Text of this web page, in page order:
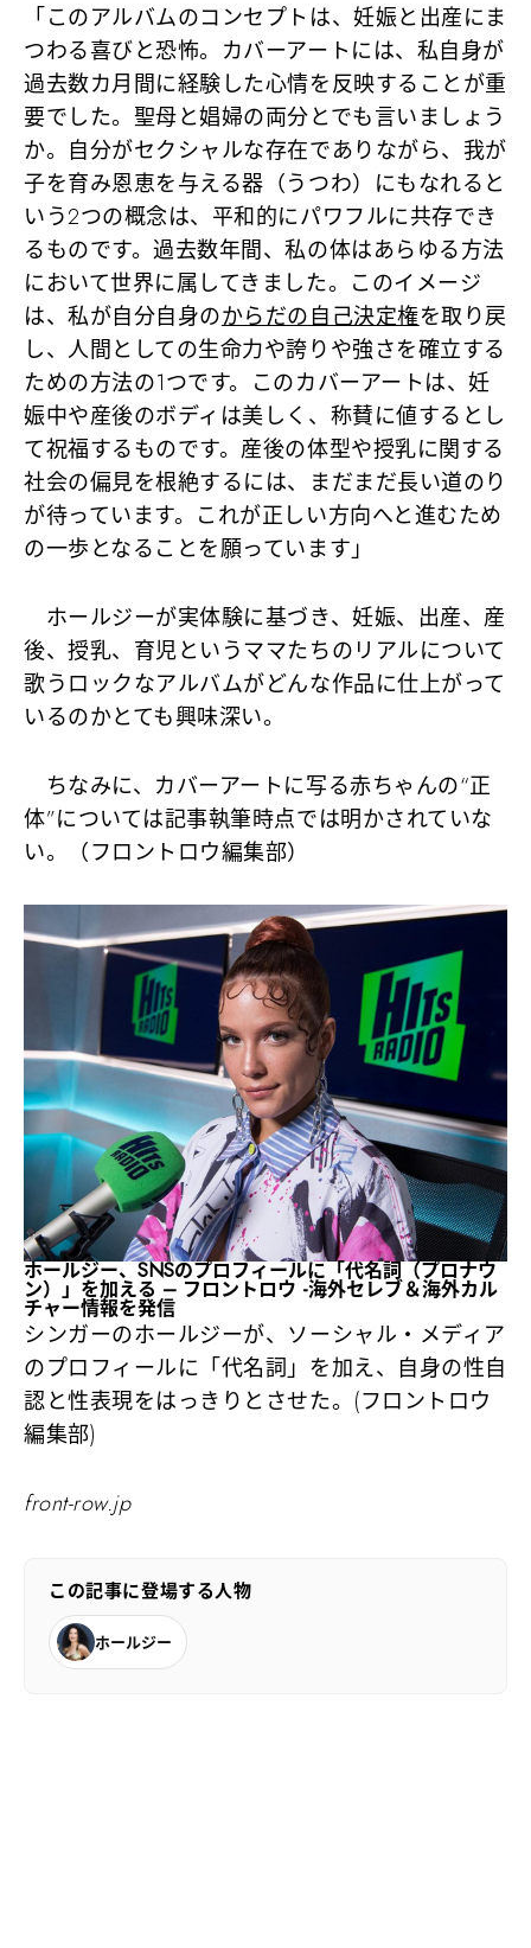
「このアルバムのコンセプトは、妊娠と出産にま
つわる喜びと恐怖。カバーアートには、私自身が
過去数カ月間に経験した心情を反映することが重
要でした。聖母と娼婦の両分とでも言いましょう
か。自分がセクシャルな存在でありながら、我が
子を育み恩恵を与える器（うつわ）にもなれると
いう2つの概念は、平和的にパワフルに共存でき
るものです。過去数年間、私の体はあらゆる方法
において世界に属してきました。このイメージ
は、私が自分自身のからだの自己決定権を取り戻
し、人間としての生命力や誇りや強さを確立する
ための方法の1つです。このカバーアートは、妊
娠中や産後のボディは美しく、称賛に値するとし
て祝福するものです。産後の体型や授乳に関する
社会の偏見を根絶するには、まだまだ長い道のり
が待っています。これが正しい方向へと進むため
の一歩となることを願っています」
ホールジーが実体験に基づき、妊娠、出産、産
後、授乳、育児というママたちのリアルについて
歌うロックなアルバムがどんな作品に仕上がって
いるのかとても興味深い。
ちなみに、カバーアートに写る赤ちゃんの“正
体”については記事執筆時点では明かされていな
い。（フロントロウ編集部）
ホールジー、SNSのプロフィールに「代名詞（プロナウ
ン）」を加える – フロントロウ -海外セレブ＆海外カル
チャー情報を発信
シンガーのホールジーが、ソーシャル・メディア
のプロフィールに「代名詞」を加え、自身の性自
認と性表現をはっきりとさせた。(フロントロウ
編集部)
front-row.jp
この記事に登場する人物
ホールジー